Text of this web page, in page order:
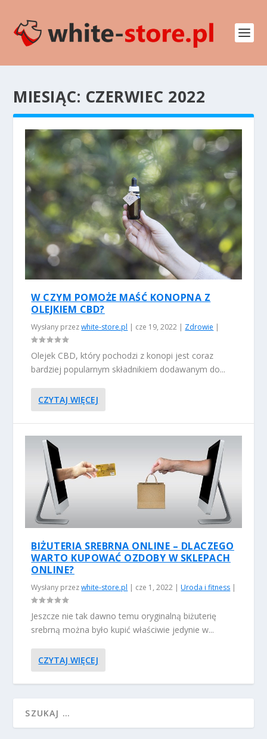
MIESIĄC: CZERWIEC 2022
W CZYM POMOŻE MAŚĆ KONOPNA Z
OLEJKIEM CBD?
Wysłany przezwhite-store.pl | cze 19, 2022 | Zdrowie |
Olejek CBD, który pochodzi z konopi jest coraz
bardziej popularnym składnikiem dodawanym do...
CZYTAJ WIĘCEJ
BIŻUTERIA SREBRNA ONLINE – DLACZEGO
WARTO KUPOWAĆ OZDOBY W SKLEPACH
ONLINE?
Wysłany przezwhite-store.pl | cze 1, 2022 |Uroda i fitness |
Jeszcze nie tak dawno temu oryginalną biżuterię
srebrną można było kupić właściwie jedynie w...
CZYTAJ WIĘCEJ